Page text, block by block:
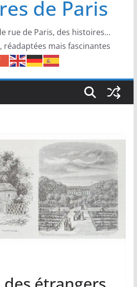
de Paris
rue de Paris, des histoires…
réadaptées mais fascinantes